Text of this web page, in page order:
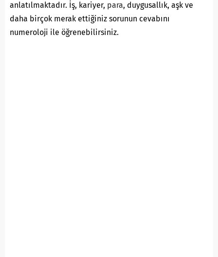
anlatılmaktadır. İş, kariyer, para, duygusallık, aşk ve
daha birçok merak ettiğiniz sorunun cevabını
numeroloji ile öğrenebilirsiniz.